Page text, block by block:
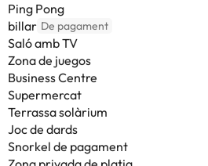
Ping Pong
billar De pagament
Saló amb TV
Zona de juegos
Business Centre
Supermercat
Terrassa solàrium
Joc de dards
Snorkel de pagament